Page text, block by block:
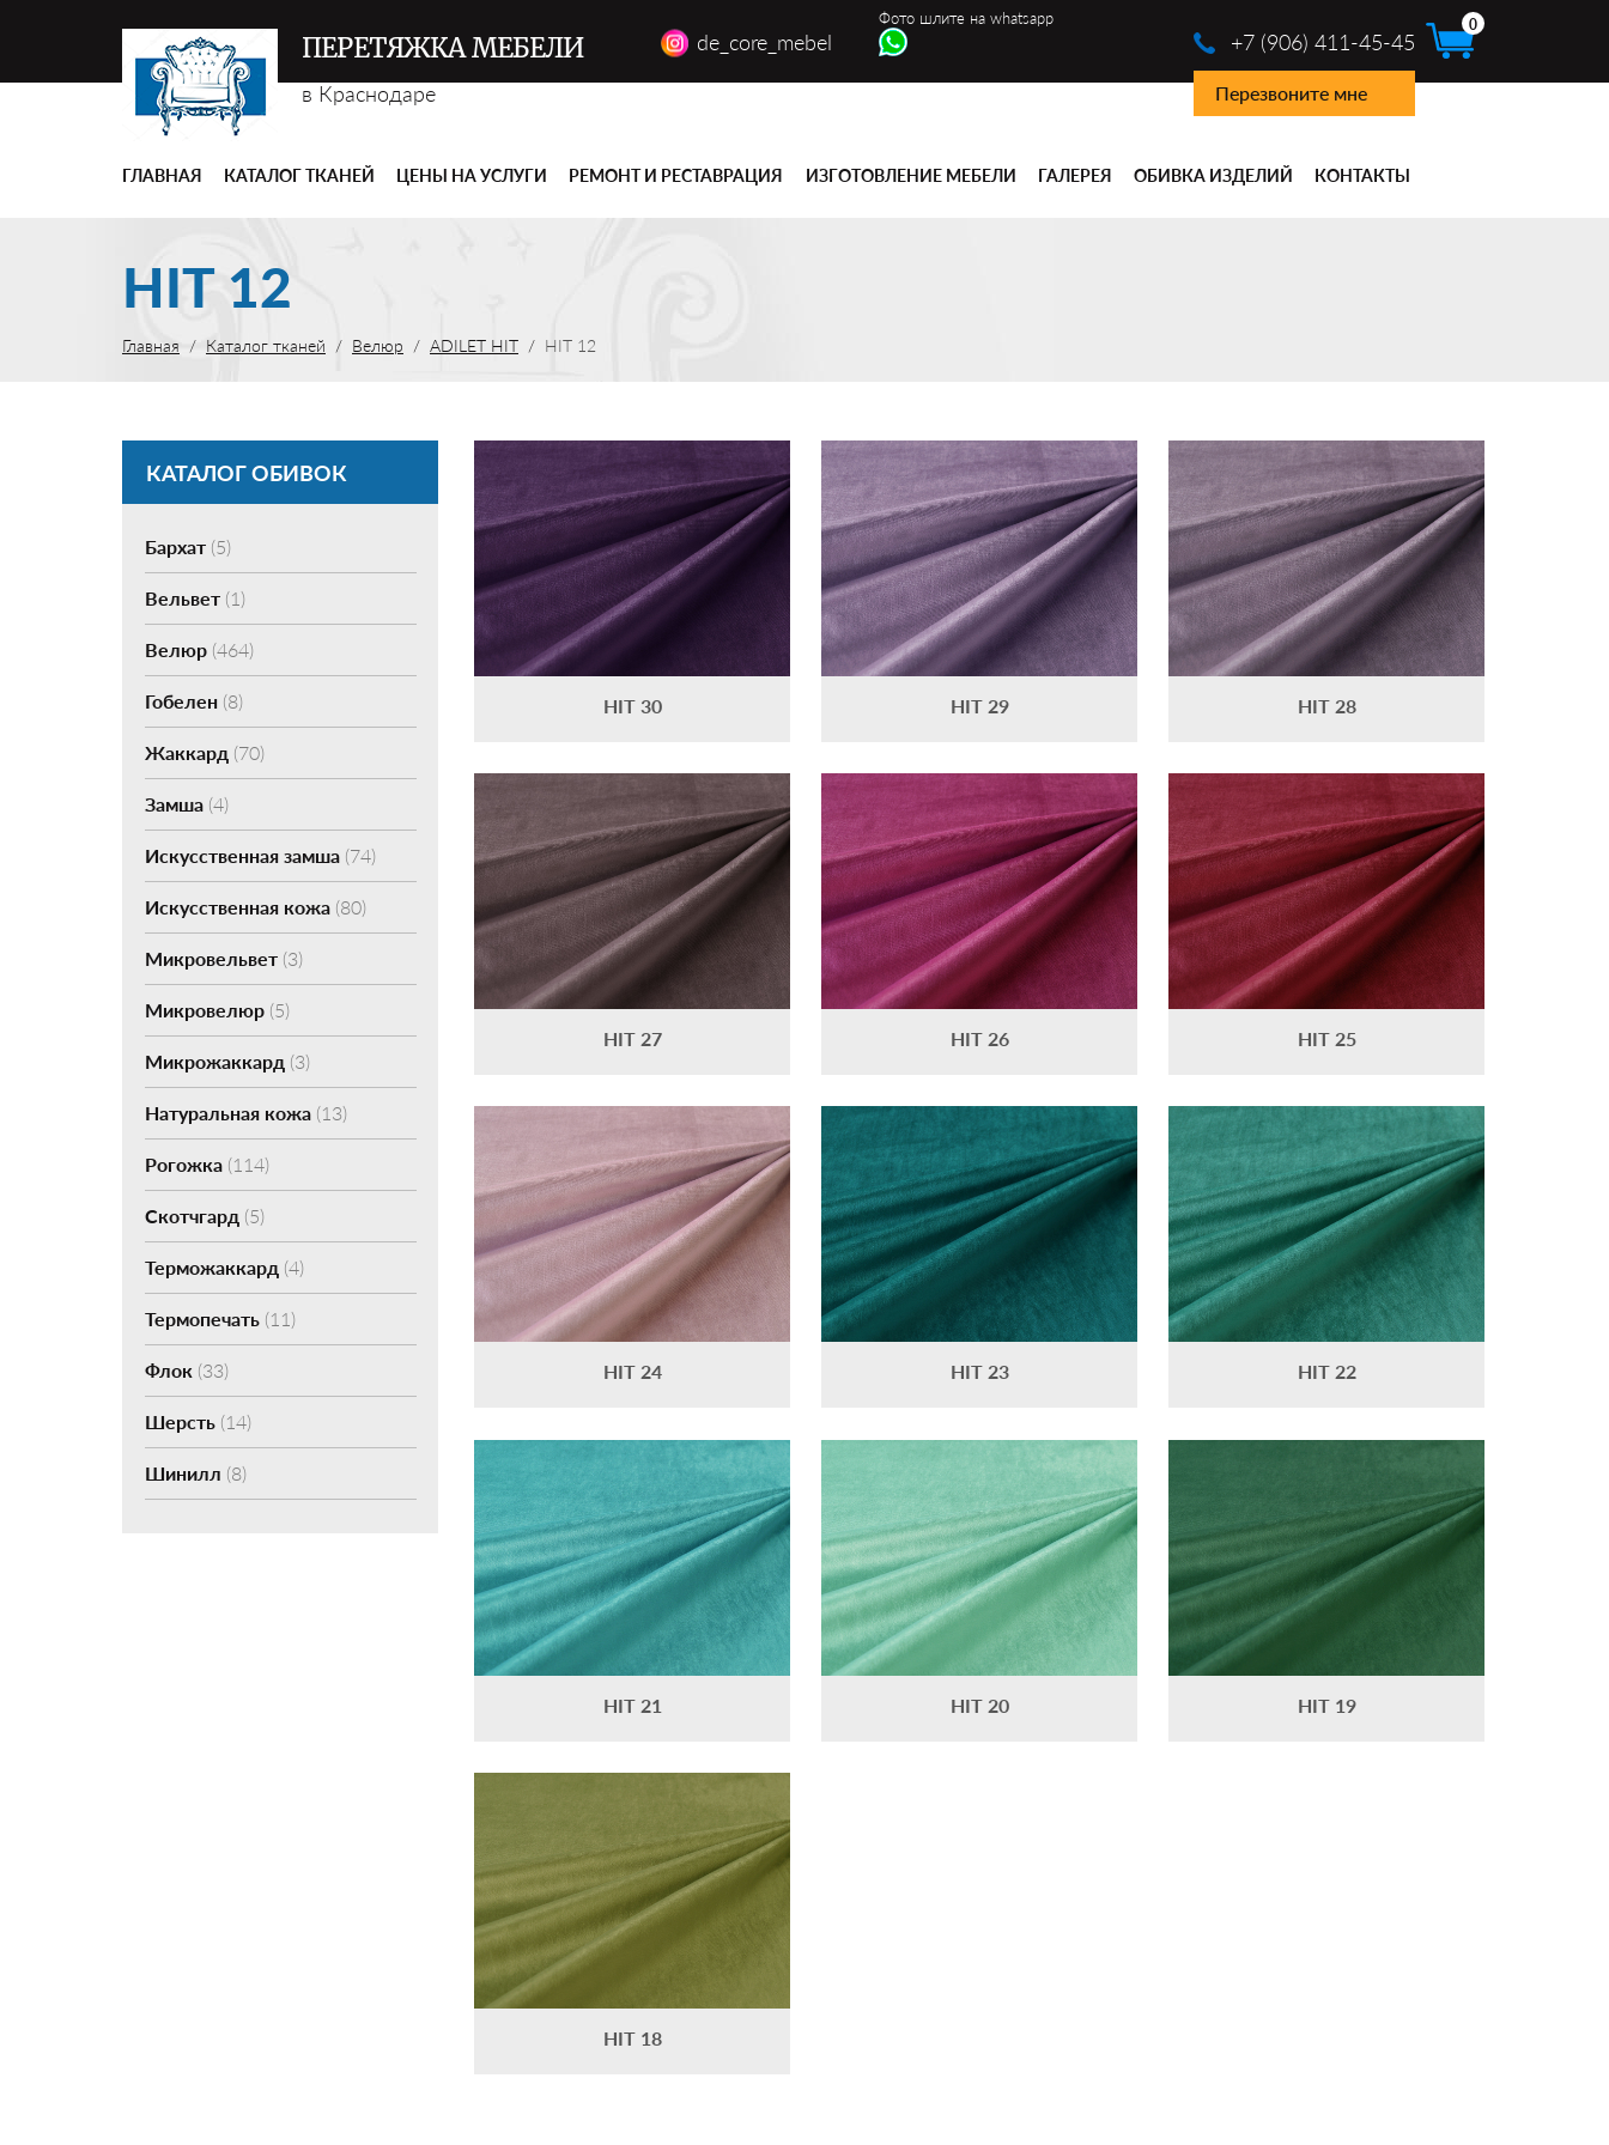
ПЕРЕТЯЖКА МЕБЕЛИ
в Краснодаре
de_core_mebel
Фото шлите на whatsapp
+7 (906) 411-45-45
Перезвоните мне
0
ГЛАВНАЯ КАТАЛОГ ТКАНЕЙ ЦЕНЫ НА УСЛУГИ РЕМОНТ И РЕСТАВРАЦИЯ ИЗГОТОВЛЕНИЕ МЕБЕЛИ ГАЛЕРЕЯ ОБИВКА ИЗДЕЛИЙ КОНТАКТЫ
HIT 12
Главная Каталог тканей Велюр ADILET HIT HIT 12
КАТАЛОГ ОБИВОК
Бархат(5)
Вельвет(1)
Велюр(464)
Гобелен(8)
Жаккард (70)
Замша(4)
Искусственная замша(74)
Искусственная кожа(80)
Микровельвет(3)
Микровелюр(5)
Микрожаккард (3)
Натуральная кожа(13)
Рогожка(114)
Скотчгард (5)
Терможаккард (4)
Термопечать(11)
Флок (33)
Шерсть(14)
Шинилл (8)
HIT 30 HIT 29 HIT 28
HIT 27 HIT 26 HIT 25
HIT 24 HIT 23 HIT 22
HIT 21 HIT 20 HIT 19
HIT 18